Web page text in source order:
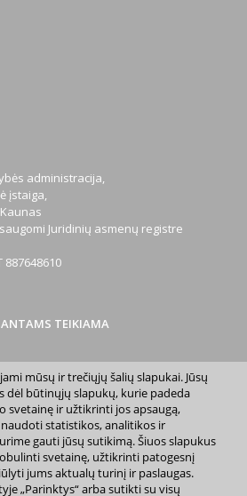
administracija,
įstaiga,
Juridinių asmenų registre
887648610
TEIKIAMA
mūsų ir trečiųjų šalių slapukai. Jūsų
dėl būtinųjų slapukų, kurie padeda
svetainę ir užtikrinti jos apsaugą,
statistikos, analitikos ir
gauti jūsų sutikimą. Šiuos slapukus
svetainę, užtikrinti patogesnį
jums aktualų turinį ir paslaugas.
„Parinktys“ arba sutikti su visų